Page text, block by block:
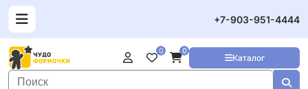
+7-903-951-4444
Каталог
0 0